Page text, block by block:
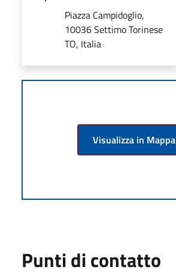
Piazza Campidoglio,
10036 Settimo Torinese
TO, Italia
Visualizza in Mappa
Punti di contatto